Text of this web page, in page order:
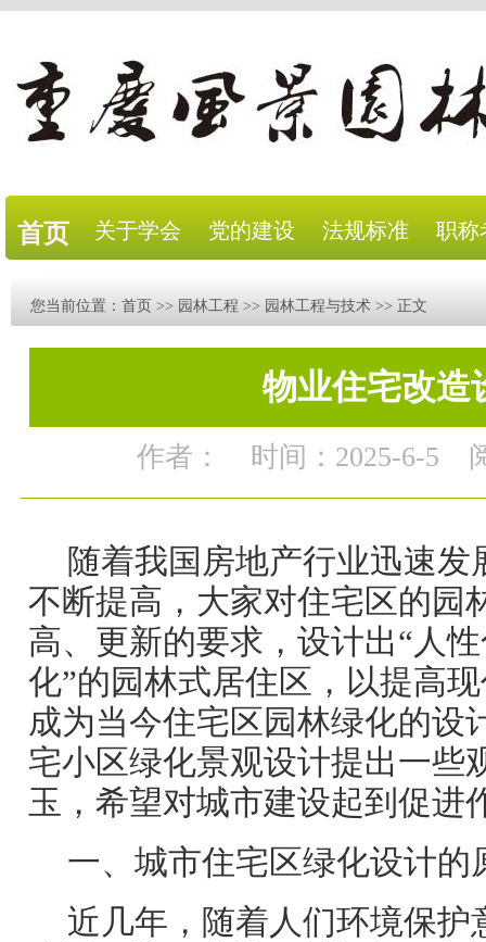
首页 关于学会 党的建设 法规标准 职称
您当前位置： 首页 >> 园林工程 >> 园林工程与技术 >> 正文
物业住宅改造
作者： 时间：2025-6-5
随着我国房地产行业迅速
不断提高，大家对住宅区的园
高、更新的要求，设计出“人
化”的园林式居住区，以提高
成为当今住宅区园林绿化的设
宅小区绿化景观设计提出一些
玉，希望对城市建设起到促进
一、城市住宅区绿化设计的
近几年，随着人们环境保护